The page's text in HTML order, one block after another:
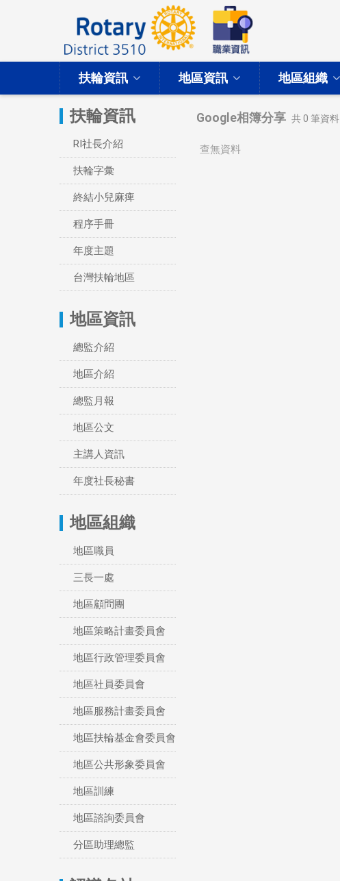
扶輪資訊 地區資訊 地區組織
扶輪資訊
RI社長介紹
扶輪字彙
終結小兒麻痺
程序手冊
年度主題
台灣扶輪地區
地區資訊
總監介紹
地區介紹
總監月報
地區公文
主講人資訊
年度社長秘書
地區組織
地區職員
三長一處
地區顧問團
地區策略計畫委員會
地區行政管理委員會
地區社員委員會
地區服務計畫委員會
地區扶輪基金會委員會
地區公共形象委員會
地區訓練
地區諮詢委員會
分區助理總監
Google相簿分享 共0 筆資料
查無資料